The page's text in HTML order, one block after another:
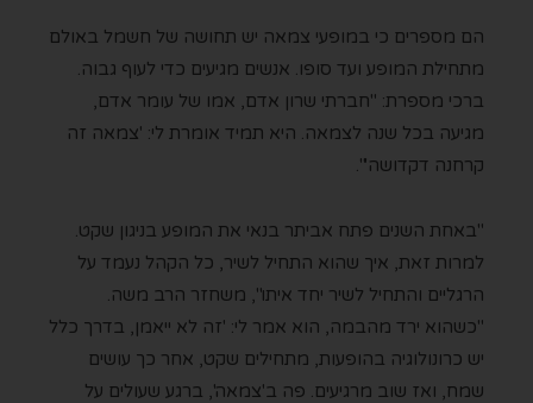
הם מספרים כי במופעי צמאה יש תחושה של חשמל באולם
מתחילת המופע ועד סופו. אנשים מגיעים כדי לעוף גבוה.
ברכי מספרת: "חברתי שרון אדם, אמו של עומר אדם,
מגיעה בכל שנה לצמאה. היא תמיד אומרת לי: 'צמאה זה
קרחנה דקדושה'".
"באחת השנים פתח אביתר בנאי את המופע בניגון שקט.
למרות זאת, איך שהוא התחיל לשיר, כל הקהל נעמד על
הרגליים והתחיל לשיר יחד איתו", משחזר הרב משה.
"כשהוא ירד מהבמה, הוא אמר לי: 'זה לא ייאמן, בדרך כלל
יש כרונולוגיה בהופעות, מתחילים שקט, אחר כך עושים
שמח, ואז שוב מרגיעים. פה ב'צמאה', ברגע שעולים על